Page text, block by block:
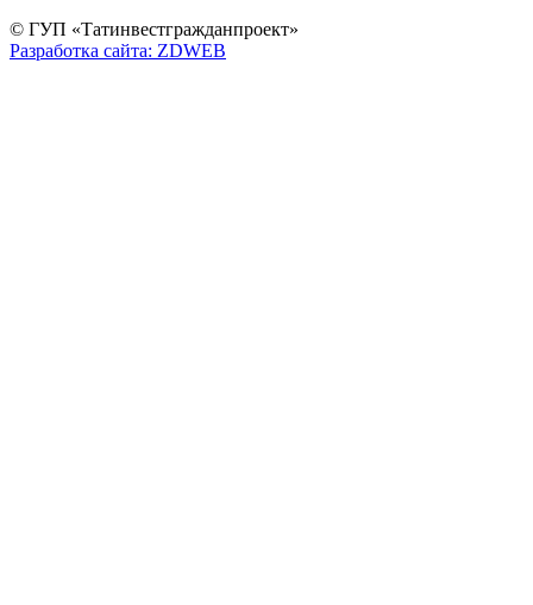
© ГУП «Татинвестгражданпроект»
Разработка сайта: ZDWEB